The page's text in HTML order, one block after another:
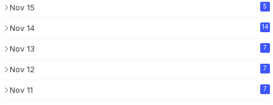
Nov 15 5
Nov 14 14
Nov 13 7
Nov 12 7
Nov 11 7